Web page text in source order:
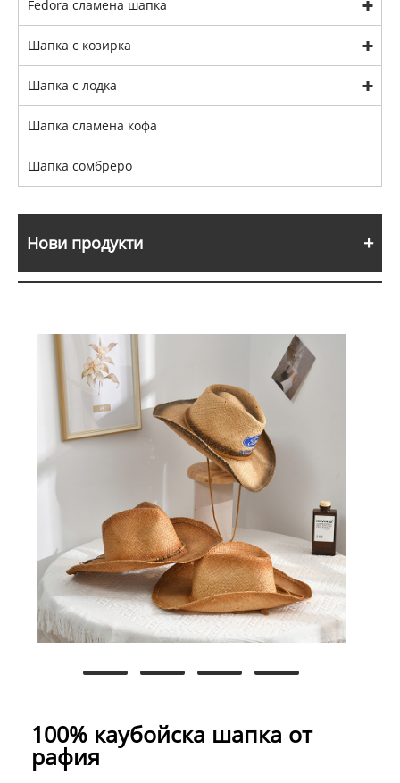
Fedora сламена шапка
Шапка с козирка
Шапка с лодка
Шапка сламена кофа
Шапка сомбреро
Нови продукти
100% каубойска шапка от
рафия